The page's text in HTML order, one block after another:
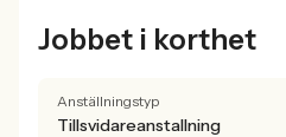
Jobbet i korthet
Anställningstyp
Tillsvidareanstallning